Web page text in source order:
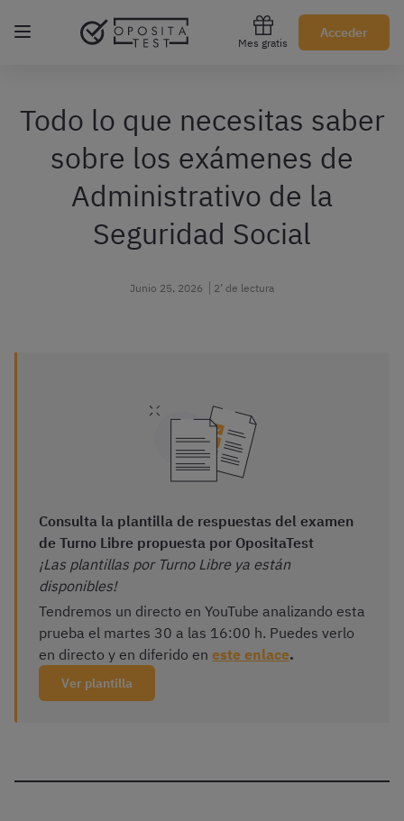
Mes gratis
Acceder
Regístrate gratis
Todo lo que necesitas saber
sobre los exámenes de
Administrativo de la
Seguridad Social
Junio 25, 2026 2’ de lectura
¡Las plantillas por Turno Libre ya están
disponibles!
Tendremos un directo en YouTube analizando esta
prueba el martes 30 a las 16:00 h. Puedes verlo
en directo y en diferido en este enlace.